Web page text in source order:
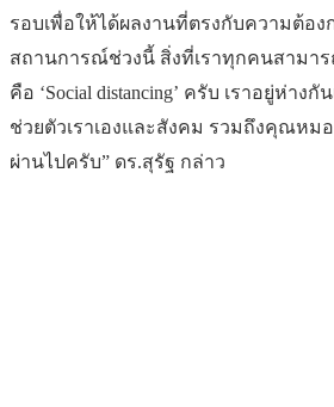
รอบเพื่อให้ได้ผลงานที่ตรงกับความต้อง
สถานการณ์ช่วงนี้ สิ่งที่เราทุกคนสามาร
คือ ‘Social distancing’ ครับ เราอยู่ห่างกั
ช่วยตัวเราเองและสังคม รวมถึงคุณหม
ผ่านไปครับ” ดร.สุรัฐ กล่าว